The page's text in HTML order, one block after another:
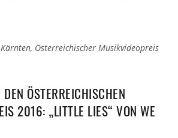
Kärnten, Österreichischer Musikvideopreis
ÖSTERREICHISCHEN
2016: „LITTLE LIES“ VON WE